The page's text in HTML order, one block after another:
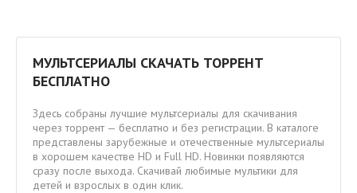
МУЛЬТСЕРИАЛЫ СКАЧАТЬ ТОРРЕНТ
БЕСПЛАТНО
Здесь собраны лучшие мультсериалы для скачивания
через торрент — бесплатно и без регистрации. В каталоге
представлены зарубежные и отечественные мультсериалы
в хорошем качестве HD и Full HD. Новинки появляются
сразу после выхода. Скачивай любимые мультики для
детей и взрослых в один клик.